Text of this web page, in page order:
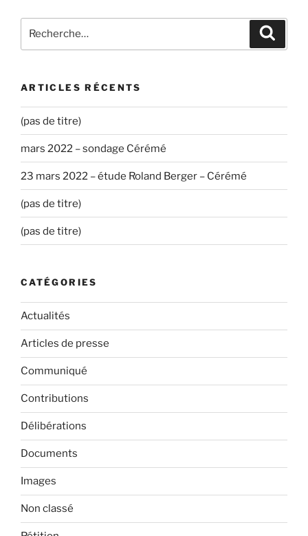
pour
ARTICLES RÉCENTS
(pas de titre)
mars 2022 – sondage Cérémé
23 mars 2022 – étude Roland Berger – Cérémé
(pas de titre)
(pas de titre)
CATÉGORIES
Actualités
Articles de presse
Communiqué
Contributions
Délibérations
Documents
Images
Non classé